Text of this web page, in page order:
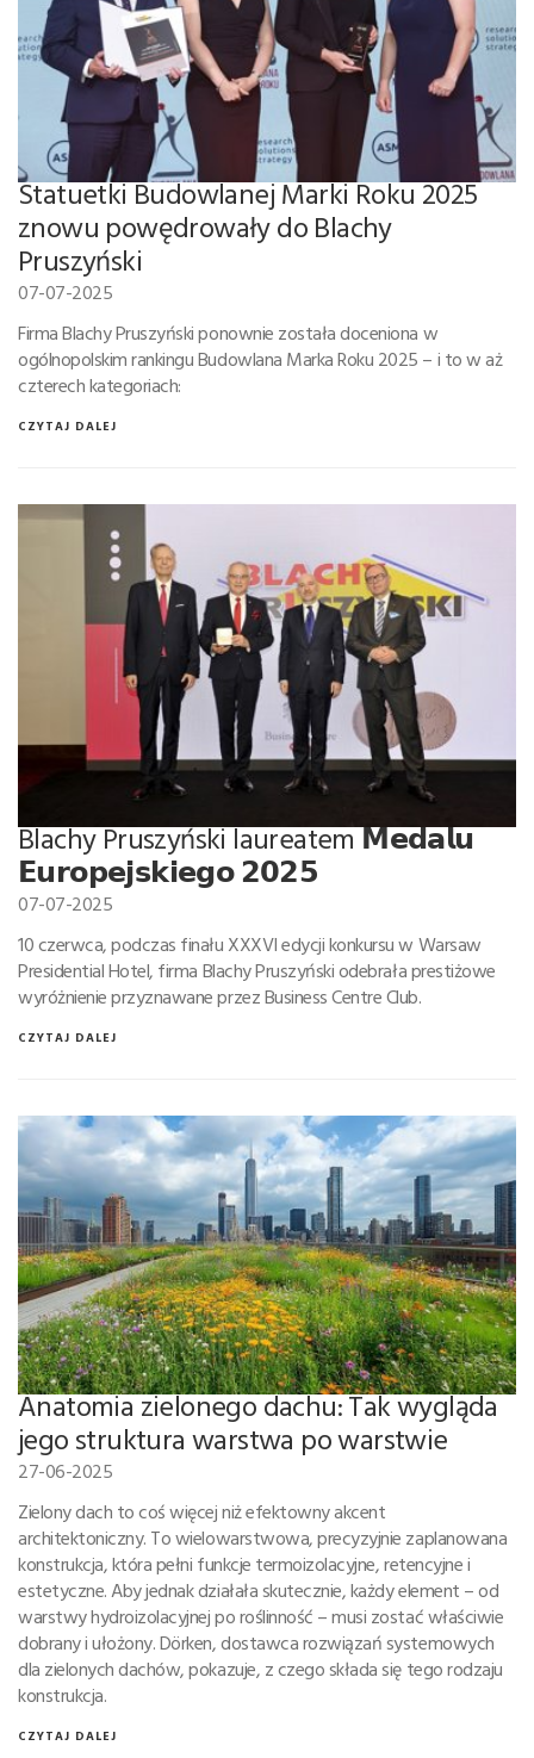
Statuetki Budowlanej Marki Roku 2025
znowu powędrowały do Blachy
Pruszyński
07-07-2025
Firma Blachy Pruszyński ponownie została doceniona w
ogólnopolskim rankingu Budowlana Marka Roku 2025 – i to w aż
czterech kategoriach:
CZYTAJ DALEJ
Blachy Pruszyński laureatem 𝗠𝗲𝗱𝗮𝗹𝘂
𝗘𝘂𝗿𝗼𝗽𝗲𝗷𝘀𝗸𝗶𝗲𝗴𝗼 𝟮𝟬𝟮𝟱
07-07-2025
10 czerwca, podczas finału XXXVI edycji konkursu w Warsaw
Presidential Hotel, firma Blachy Pruszyński odebrała prestiżowe
wyróżnienie przyznawane przez Business Centre Club.
CZYTAJ DALEJ
Anatomia zielonego dachu: Tak wygląda
jego struktura warstwa po warstwie
27-06-2025
Zielony dach to coś więcej niż efektowny akcent
architektoniczny. To wielowarstwowa, precyzyjnie zaplanowana
konstrukcja, która pełni funkcje termoizolacyjne, retencyjne i
estetyczne. Aby jednak działała skutecznie, każdy element – od
warstwy hydroizolacyjnej po roślinność – musi zostać właściwie
dobrany i ułożony. Dörken, dostawca rozwiązań systemowych
dla zielonych dachów, pokazuje, z czego składa się tego rodzaju
konstrukcja.
CZYTAJ DALEJ